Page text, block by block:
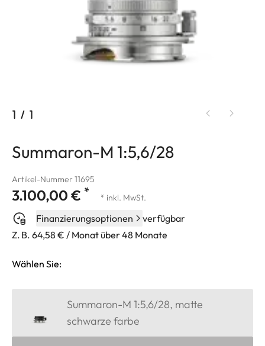
1 / 1
Summaron-M 1:5,6/28
Artikel-Nummer 11695
3.100,00 € * * inkl. MwSt.
Finanzierungsoptionen
verfügbar
Z. B. 64,58 € / Monat über 48 Monate
Wählen Sie:
Summaron-M 1:5,6/28, matte
schwarze farbe